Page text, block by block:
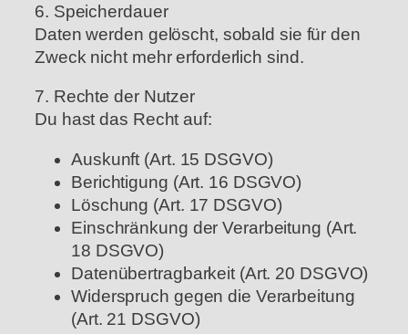
6. Speicherdauer
Daten werden gelöscht, sobald sie für den
Zweck nicht mehr erforderlich sind.
7. Rechte der Nutzer
Du hast das Recht auf:
Auskunft (Art. 15 DSGVO)
Berichtigung (Art. 16 DSGVO)
Löschung (Art. 17 DSGVO)
Einschränkung der Verarbeitung (Art.
18 DSGVO)
Datenübertragbarkeit (Art. 20 DSGVO)
Widerspruch gegen die Verarbeitung
(Art. 21 DSGVO)